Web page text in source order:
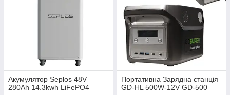
Акумулятор Seplos 48V
280Ah 14.3kwh LiFePO4
Портативна Зарядна станція
GD-HL 500W-12V GD-500